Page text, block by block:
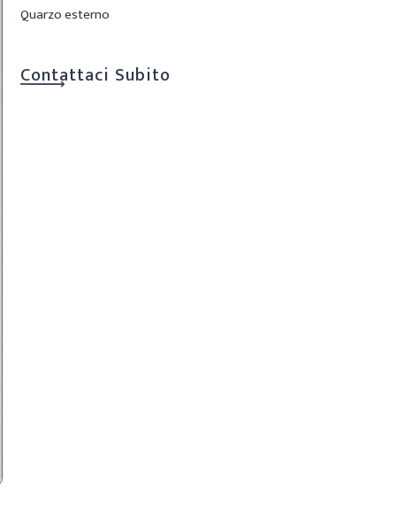
Quarzo esterno
Contattaci Subito